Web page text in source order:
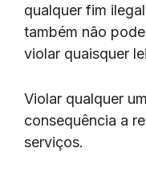
qualquer fim
também não
violar quaisquer
Violar qualquer
consequência a
serviços.